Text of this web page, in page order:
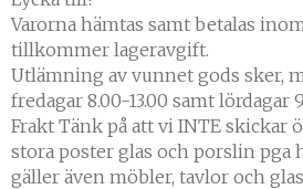
Varorna hämtas samt betalas
tillkommer lageravgift.
Utlämning av vunnet gods sker,
fredagar 8.00-13.00 samt lördagar
Frakt Tänk på att vi INTE skickar
stora poster glas och porslin pga
gäller även möbler, tavlor och